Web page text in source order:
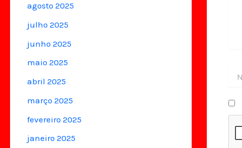
agosto 2025
julho 2025
junho 2025
maio 2025
abril 2025
março 2025
fevereiro 2025
janeiro 2025